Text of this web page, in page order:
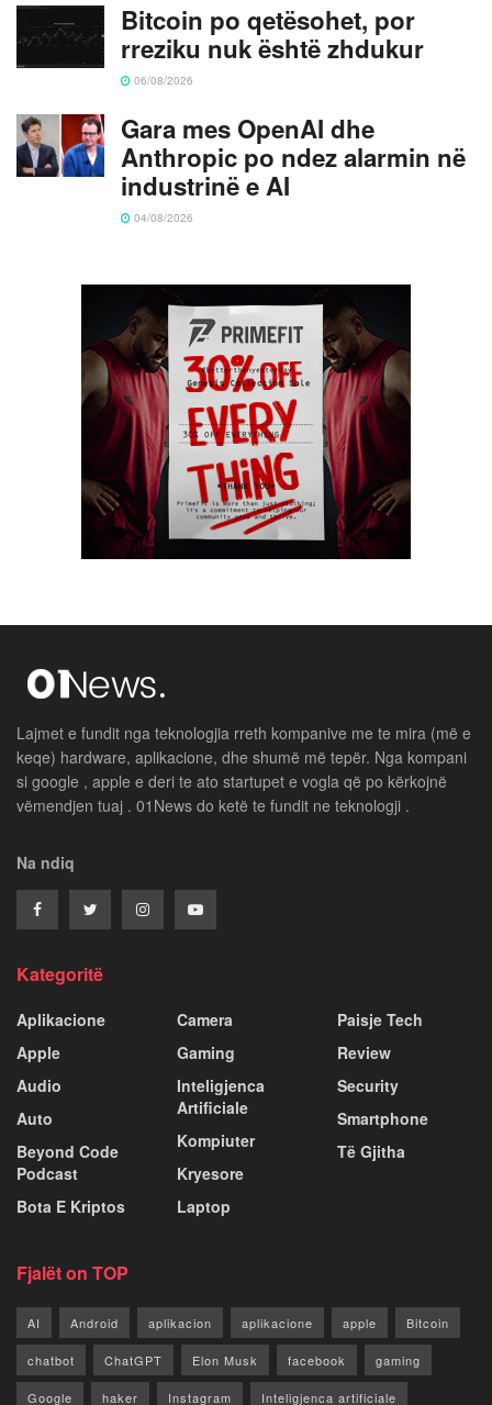
Bitcoin po qetësohet, por
rreziku nuk është zhdukur
06/08/2026
Gara mes OpenAI dhe
Anthropic po ndez alarmin në
industrinë e AI
04/08/2026
Lajmet e fundit nga teknologjia rreth kompanive me te mira (më e
keqe) hardware, aplikacione, dhe shumë më tepër. Nga kompani
si google , apple e deri te ato startupet e vogla që po kërkojnë
vëmendjen tuaj . 01News do ketë te fundit ne teknologji .
Na ndiq
Kategoritë
Aplikacione
Apple
Audio
Auto
Beyond Code
Podcast
Bota E Kriptos
Camera
Gaming
Inteligjenca
Artificiale
Kompiuter
Kryesore
Laptop
Paisje Tech
Review
Security
Smartphone
Të Gjitha
Fjalët on TOP
AI Android aplikacion aplikacione apple Bitcoin
chatbot ChatGPT Elon Musk facebook gaming
Google haker Instagram Inteligjenca artificiale